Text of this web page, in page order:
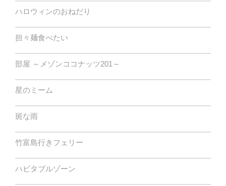
ハロウィンのおねだり
担々麺食べたい
部屋 ～メゾンココナッツ201～
星のミーム
斑な雨
竹富島行きフェリー
ハビタブルゾーン